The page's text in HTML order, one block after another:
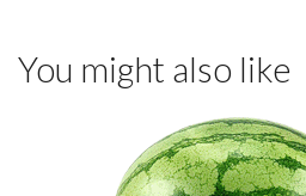
You might also like